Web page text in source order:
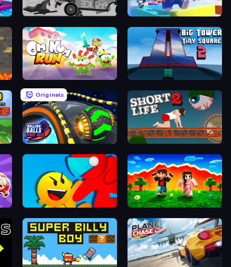
Stick Crush Mega Parkour: Obby Escape Run
Om Nom: Run Big Tower Tiny Square 2
Originals
Rolling Balls Space Race Short Life 2
Riot Escape The Lava Tsunami